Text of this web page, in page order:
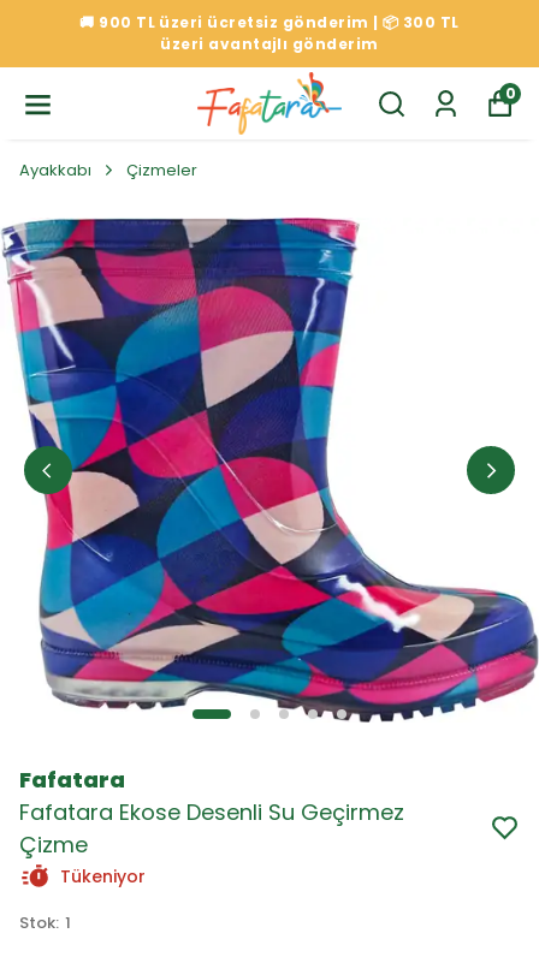
🚚 900 TL üzeri ücretsiz gönderim | 📦 300 TL
üzeri avantajlı gönderim
0
Ayakkabı Çizmeler
Fafatara
Fafatara Ekose Desenli Su Geçirmez
Çizme
Tükeniyor
Stok: 1